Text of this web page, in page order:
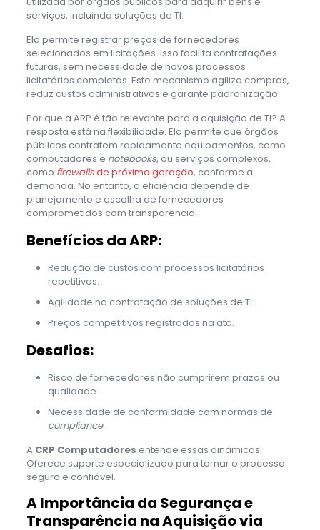
serviços, incluindo soluções de TI.
Ela permite registrar preços de fornecedores
selecionados em licitações. Isso facilita contratações
futuras, sem necessidade de novos processos
licitatórios completos. Este mecanismo agiliza compras,
reduz custos administrativos e garante padronização.
Por que a ARP é tão relevante para a aquisição de TI? A
resposta está na flexibilidade. Ela permite que órgãos
públicos contratem rapidamente equipamentos, como
computadores e notebooks, ou serviços complexos,
como firewallsde próxima geração, conforme a
demanda. No entanto, a eficiência depende de
planejamento e escolha de fornecedores
comprometidos com transparência.
Benefícios da ARP:
Redução de custos com processos licitatórios
repetitivos.
Agilidade na contratação de soluções de TI.
Preços competitivos registrados na ata.
Desafios:
Risco de fornecedores não cumprirem prazos ou
qualidade.
Necessidade de conformidade com normas de
compliance.
A CRP Computadores entende essas dinâmicas.
Oferece suporte especializado para tornar o processo
seguro e confiável.
A Importância da Segurança e
Transparência na Aquisição via